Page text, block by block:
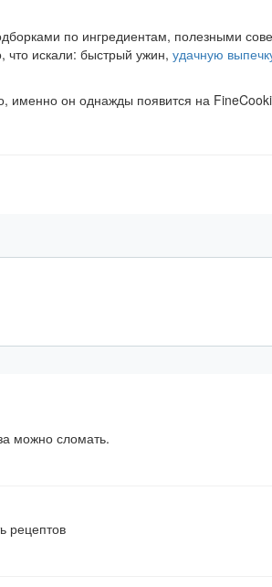
по ингредиентам, полезными
что искали: быстрый ужин, удачную
именно он однажды появится на
можно сломать.
рецептов